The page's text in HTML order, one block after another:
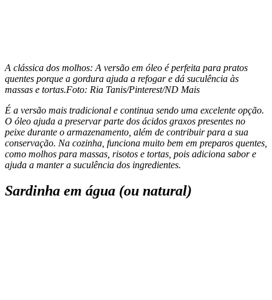
A clássica dos molhos: A versão em óleo é perfeita para pratos
quentes porque a gordura ajuda a refogar e dá suculência às
massas e tortas.Foto: Ria Tanis/Pinterest/ND Mais
É a versão mais tradicional e continua sendo uma excelente opção.
O óleo ajuda a preservar parte dos ácidos graxos presentes no
peixe durante o armazenamento, além de contribuir para a sua
conservação. Na cozinha, funciona muito bem em preparos quentes,
como molhos para massas, risotos e tortas, pois adiciona sabor e
ajuda a manter a suculência dos ingredientes.
Sardinha em água (ou natural)